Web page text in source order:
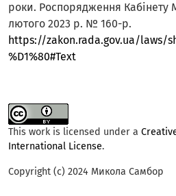
роки. Роспорядження Кабінету
лютого 2023 р. № 160-р.
https://zakon.rada.gov.ua/laws/
%D1%80#Text
This work is licensed under a
International License.
Copyright (c) 2024 Микола Самбор